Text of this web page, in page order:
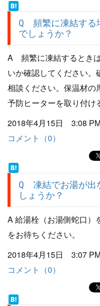
Q 頻繁に凍結する
でしょうか？
A 頻繁に凍結するとき
いか確認してください
相談ください。保温材の
予防ヒーターを取り付け
2018年4月15日 3:08
コメント（0）
Q 凍結でお湯が出
しょうか？
A 給湯栓（お湯側蛇口）
をお待ちください。
2018年4月15日 3:07
コメント（0）